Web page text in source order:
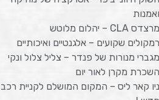
ואמנות
מרצדס CLA – יהלום מלוטש
רמקולים שקועים – אלגנטיים ואיכותיים
מגברי מנורות של פנדר – צליל צלול ונקי
השכרת מקרן לאור יום
ניו קאר ליס – המקום המושלם לקניית רכב